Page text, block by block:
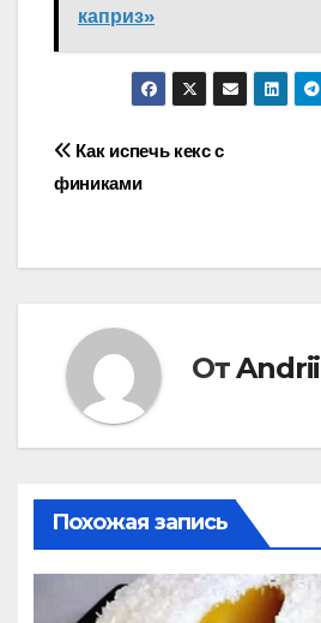
каприз»
Навигация
по
записям
Как испечь кекс с
финиками
ОтAndrii
Похожая запись